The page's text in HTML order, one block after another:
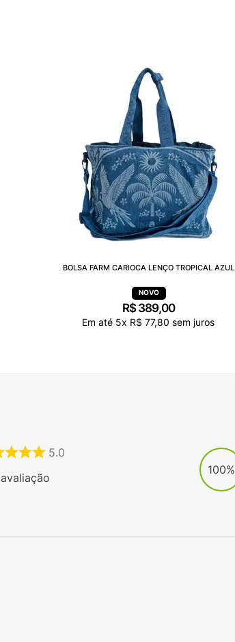
BOLSA FARM CARIOCA LENÇO TROPICAL AZUL
R$ 389,00
Em até 5x R$ 77,80 sem juros
5.0
avaliação
100%